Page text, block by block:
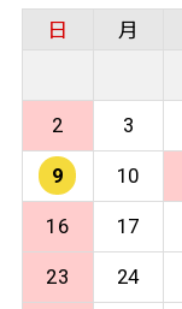
日 月
2 3
9 10
16 17
23 24